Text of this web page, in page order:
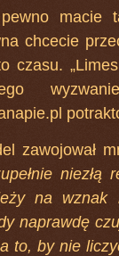
macie
chcecie
czasu.
zawojował
niezłą
na wznak
naprawdę
to, by nie